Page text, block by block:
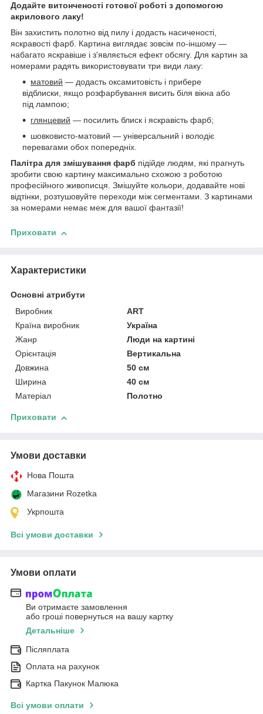
Додайте витонченості готової роботі з допомогою
акрилового лаку!
Він захистить полотно від пилу і додасть насиченості,
яскравості фарб. Картина виглядає зовсім по-іншому —
набагато яскравіше і з'являється ефект обсягу. Для картин за
номерами радять використовувати три види лаку:
матовий — додасть оксамитовість і прибере
відблиски, якщо розфарбування висить біля вікна або
під лампою;
глянцевий — посилить блиск і яскравість фарб;
шовковисто-матовий — універсальний і володіє
перевагами обох попередніх.
Палітра для змішування фарб підійде людям, які прагнуть
зробити свою картину максимально схожою з роботою
професійного живописця. Змішуйте кольори, додавайте нові
відтінки, розтушовуйте переходи між сегментами. З картинами
за номерами немає меж для вашої фантазії!
Приховати
Характеристики
Основні атрибути
Виробник
ART
Країна виробник
Україна
Жанр
Люди на картині
Орієнтація
Вертикальна
Довжина
50 см
Ширина
40 см
Матеріал
Полотно
Приховати
Умови доставки
Нова Пошта
Магазини Rozetka
Укрпошта
Всі умови доставки
Умови оплати
Ви отримаєте замовлення
або гроші повернуться на вашу картку
Детальніше
Післяплата
Оплата на рахунок
Картка Пакунок Малюка
Всі умови оплати